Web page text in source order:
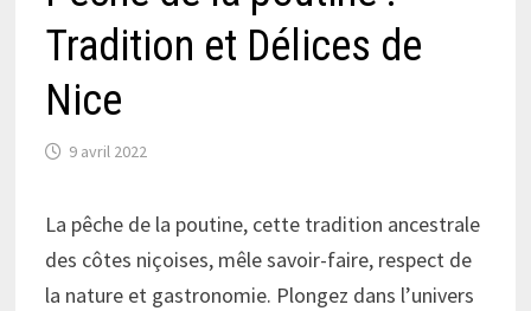
Tradition et Délices de
Nice
9 avril 2022
La pêche de la poutine, cette tradition ancestrale
des côtes niçoises, mêle savoir-faire, respect de
la nature et gastronomie. Plongez dans l’univers